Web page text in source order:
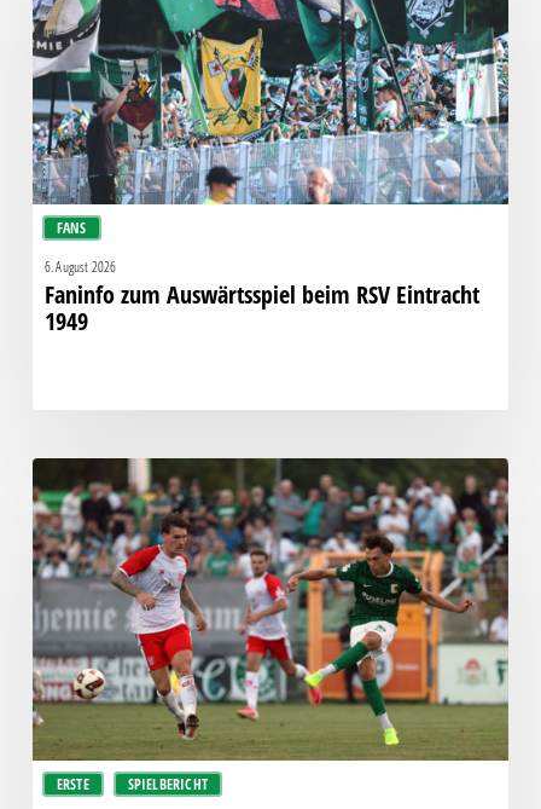
FANS
RSV
Eintracht
6. August 2026
Faninfo zum Auswärtsspiel beim RSV Eintracht
1949
ERSTE SPIELBERICHT
Pleite:
Chemie
kassiert
späten
Knockout
gegen
Halle